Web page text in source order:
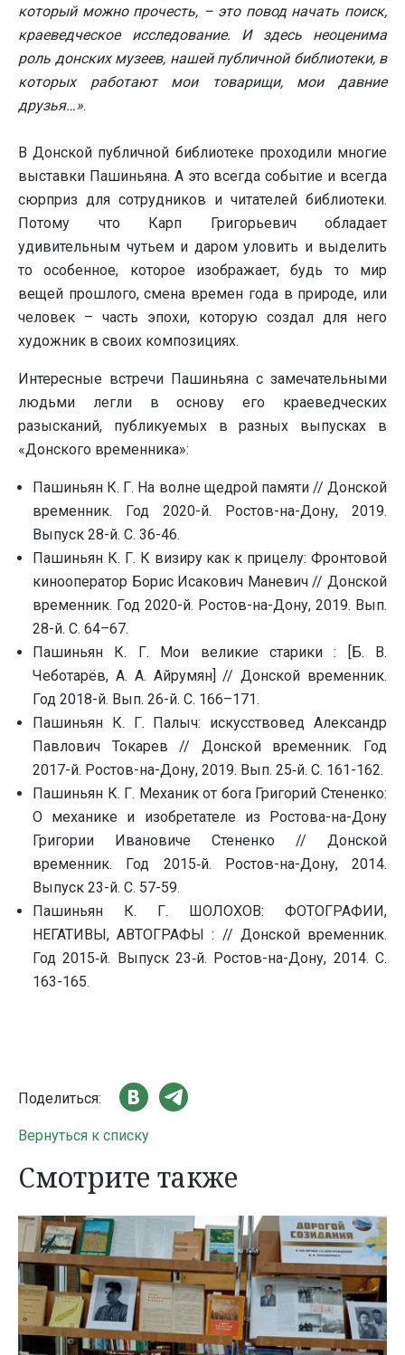
который можно прочесть, – это повод начать поиск,
краеведческое исследование. И здесь неоценима
роль донских музеев, нашей публичной библиотеки, в
которых работают мои товарищи, мои давние
друзья…».
В Донской публичной библиотеке проходили многие
выставки Пашиньяна. А это всегда событие и всегда
сюрприз для сотрудников и читателей библиотеки.
Потому что Карп Григорьевич обладает
удивительным чутьем и даром уловить и выделить
то особенное, которое изображает, будь то мир
вещей прошлого, смена времен года в природе, или
человек – часть эпохи, которую создал для него
художник в своих композициях.
Интересные встречи Пашиньяна с замечательными
людьми легли в основу его краеведческих
разысканий, публикуемых в разных выпусках в
«Донского временника»:
Пашиньян К. Г. На волне щедрой памяти // Донской
временник. Год 2020-й. Ростов-на-Дону, 2019.
Выпуск 28-й. С. 36-46.
Пашиньян К. Г. К визиру как к прицелу: Фронтовой
кинооператор Борис Исакович Маневич // Донской
временник. Год 2020-й. Ростов-на-Дону, 2019. Вып.
28-й. С. 64–67.
Пашиньян К. Г. Мои великие старики : [Б. В.
Чеботарёв, А. А. Айрумян] // Донской временник.
Год 2018-й. Вып. 26-й. С. 166–171.
Пашиньян К. Г. Палыч: искусствовед Александр
Павлович Токарев // Донской временник. Год
2017-й. Ростов-на-Дону, 2019. Вып. 25‑й. С. 161-162.
Пашиньян К. Г. Механик от бога Григорий Стененко:
О механике и изобретателе из Ростова-на-Дону
Григории Ивановиче Стененко // Донской
временник. Год 2015‑й. Ростов-на-Дону, 2014.
Выпуск 23-й. С. 57-59.
Пашиньян К. Г. ШОЛОХОВ: ФОТОГРАФИИ,
НЕГАТИВЫ, АВТОГРАФЫ : // Донской временник.
Год 2015‑й. Выпуск 23‑й. Ростов-на-Дону, 2014. С.
163-165.
Поделиться:
Вернуться к списку
Смотрите также